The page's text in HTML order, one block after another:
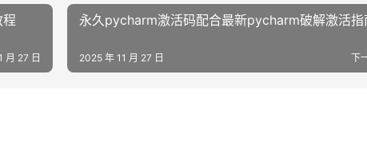
月 27 日
永久pycharm激活码配合最新pycharm破解激活指
下
2025 年 11 月 27 日